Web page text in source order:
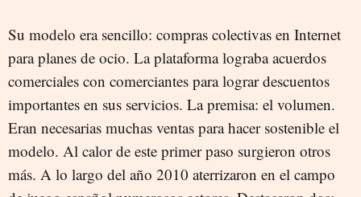
Su modelo era sencillo: compras colectivas en Internet
para planes de ocio. La plataforma lograba acuerdos
comerciales con comerciantes para lograr descuentos
importantes en sus servicios. La premisa: el volumen.
Eran necesarias muchas ventas para hacer sostenible el
modelo. Al calor de este primer paso surgieron otros
más. A lo largo del año 2010 aterrizaron en el campo